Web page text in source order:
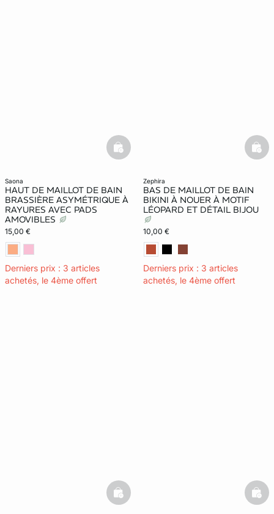
saona
HAUT DE MAILLOT DE BAIN
BRASSIÈRE ASYMÉTRIQUE À
RAYURES AVEC PADS
AMOVIBLES
15,00 €
Derniers prix : 3 articles
achetés, le 4ème offert
basketfull
zephira
BAS DE MAILLOT DE BAIN
BIKINI À NOUER À MOTIF
LÉOPARD ET DÉTAIL BIJOU
10,00 €
Derniers prix : 3 articles
achetés, le 4ème offert
basketfull